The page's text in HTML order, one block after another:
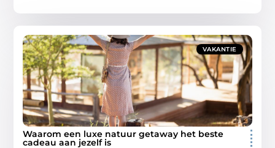
VAKANTIE
Waarom een luxe natuur getaway het beste
cadeau aan jezelf is